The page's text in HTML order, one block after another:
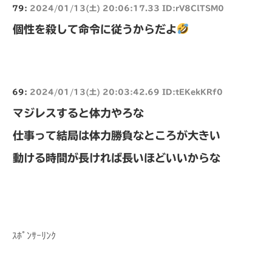
79: 2024/01/13(土) 20:06:17.33 ID:rV8ClTSM0
個性を殺して命令に従うからだよ
69: 2024/01/13(土) 20:03:42.69 ID:tEKekKRf0
マジレスすると体力やろな
仕事って結局は体力勝負なところが大きい
動ける時間が長ければ長いほどいいからな
ｽﾎﾟﾝｻｰﾘﾝｸ